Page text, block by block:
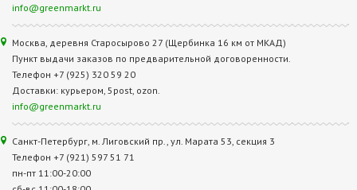
info@greenmarkt.ru
Москва, деревня Старосырово 27 (Щербинка 16 км от МКАД)
Пункт выдачи заказов по предварительной договоренности.
Телефон +7 (925) 320 59 20
Доставки: курьером, 5post, ozon.
info@greenmarkt.ru
Санкт-Петербург, м. Лиговский пр., ул. Марата 53, секция 3
Телефон +7 (921) 597 51 71
пн-пт 11:00-20:00